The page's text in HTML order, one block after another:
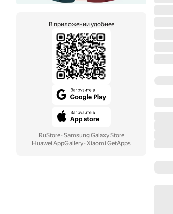
В приложении удобнее
RuStore· Samsung Galaxy Store
Huawei AppGallery· Xiaomi GetApps